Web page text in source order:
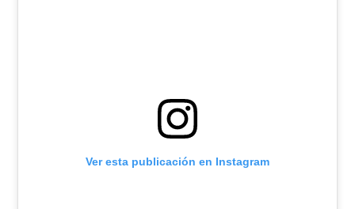
Ver esta publicación en Instagram